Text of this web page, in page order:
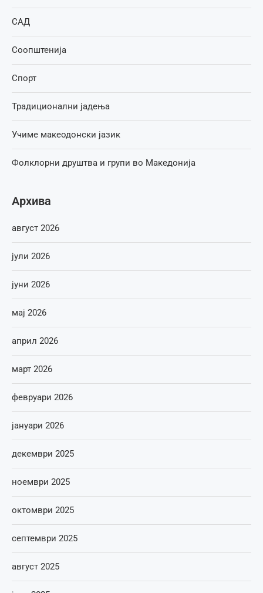
САД
Соопштенија
Спорт
Традиционални јадења
Учиме макеодонски јазик
Фолклорни друштва и групи во Македонија
Архива
август 2026
јули 2026
јуни 2026
мај 2026
април 2026
март 2026
февруари 2026
јануари 2026
декември 2025
ноември 2025
октомври 2025
септември 2025
август 2025